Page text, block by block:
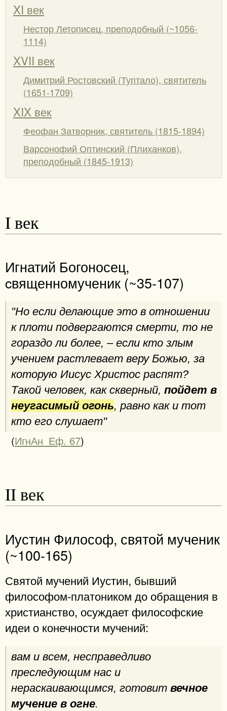
XI век
Нестор Летописец, преподобный (~1056-
1114)
XVII век
Димитрий Ростовский (Туптало), святитель
(1651-1709)
XIX век
Феофан Затворник, святитель (1815-1894)
Варсонофий Оптинский (Плиханков),
преподобный (1845-1913)
I век
Игнатий Богоносец,
cвященномученик (~35-107)
"Но если делающие это в отношении
к плоти подвергаются смерти, то не
гораздо ли более, – если кто злым
учением растлевает веру Божью, за
которую Иисус Христос распят?
Такой человек, как скверный, пойдет в
неугасимый огонь, равно как и тот
кто его слушает"
(ИгнАн_Еф. 67)
II век
Иустин Философ, святой мученик
(~100-165)
Святой мучений Иустин, бывший
философом-платоником до обращения в
христианство, осуждает философские
идеи о конечности мучений:
вам и всем, несправедливо
преследующим нас и
нераскаивающимся, готовит вечное
мучение в огне.